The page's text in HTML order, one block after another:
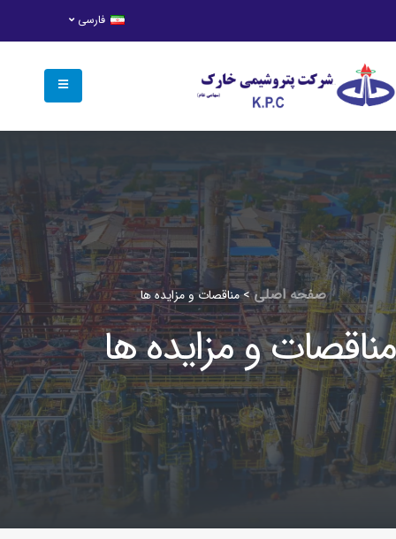
فارسی
صفحه اصلی>مناقصات و مزایده ها
مناقصات و مزایده ها